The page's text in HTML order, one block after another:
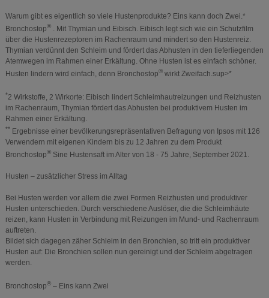
Warum gibt es eigentlich so viele Hustenprodukte? Eins kann doch Zwei.*
Bronchostop® . Mit Thymian und Eibisch. Eibisch legt sich wie ein Schutzfilm
über die Hustenrezeptoren im Rachenraum und mindert so den Hustenreiz.
Thymian verdünnt den Schleim und fördert das Abhusten in den tieferliegenden
Atemwegen im Rahmen einer Erkältung. Ohne Husten ist es einfach schöner.
Husten lindern wird einfach, denn Bronchostop® wirkt Zweifach.sup>*
*2 Wirkstoffe, 2 Wirkorte: Eibisch lindert Schleimhautreizungen und Reizhusten
im Rachenraum, Thymian fördert das Abhusten bei produktivem Husten im
Rahmen einer Erkältung.
** Ergebnisse einer bevölkerungsrepräsentativen Befragung von Ipsos mit 126
Verwendern mit eigenen Kindern bis zu 12 Jahren zu dem Produkt
Bronchostop® Sine Hustensaft im Alter von 18 - 75 Jahre, September 2021.
Husten – zusätzlicher Stress im Alltag
Bei Husten werden vor allem die zwei Formen Reizhusten und produktiver
Husten unterschieden. Durch verschiedene Auslöser, die die Schleimhäute
reizen, kann Husten in Verbindung mit Reizungen im Mund- und Rachenraum
auftreten.
Bildet sich dagegen zäher Schleim in den Bronchien, so tritt ein produktiver
Husten auf: Die Bronchien sollen nun gereinigt und der Schleim abgetragen
werden.
Bronchostop® – Eins kann Zwei